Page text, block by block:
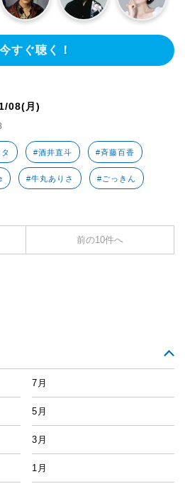
今すぐ聴く！
08(月)
#酒井直斗 #斉藤百香
#牛丸ありさ #ごっきん
前の10件へ
7月
5月
3月
1月